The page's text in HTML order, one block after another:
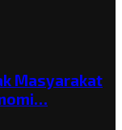
Masyarakat